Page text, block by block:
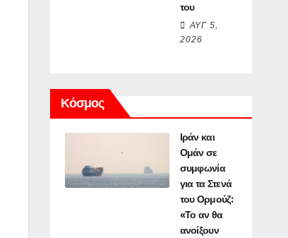
του
ΑΥΓ 5,
2026
Κόσμος
Ιράν και
Ομάν σε
συμφωνία
για τα Στενά
του Ορμούζ:
«Το αν θα
ανοίξουν